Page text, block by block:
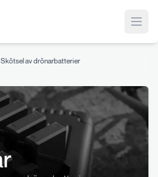
Skötsel av drönarbatterier